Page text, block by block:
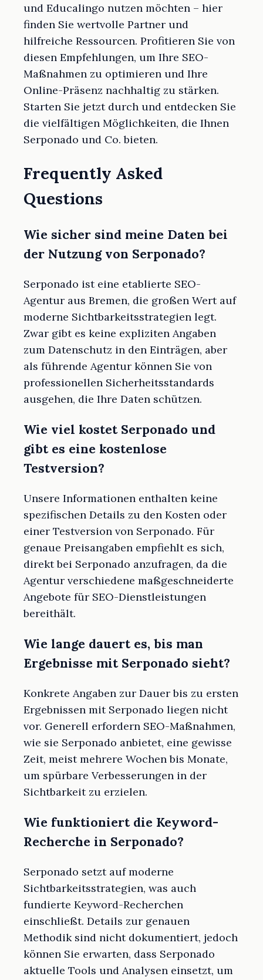
und Educalingo nutzen möchten – hier
finden Sie wertvolle Partner und
hilfreiche Ressourcen. Profitieren Sie von
diesen Empfehlungen, um Ihre SEO-
Maßnahmen zu optimieren und Ihre
Online-Präsenz nachhaltig zu stärken.
Starten Sie jetzt durch und entdecken Sie
die vielfältigen Möglichkeiten, die Ihnen
Serponado und Co. bieten.
Frequently Asked
Questions
Wie sicher sind meine Daten bei
der Nutzung von Serponado?
Serponado ist eine etablierte SEO-
Agentur aus Bremen, die großen Wert auf
moderne Sichtbarkeitsstrategien legt.
Zwar gibt es keine expliziten Angaben
zum Datenschutz in den Einträgen, aber
als führende Agentur können Sie von
professionellen Sicherheitsstandards
ausgehen, die Ihre Daten schützen.
Wie viel kostet Serponado und
gibt es eine kostenlose
Testversion?
Unsere Informationen enthalten keine
spezifischen Details zu den Kosten oder
einer Testversion von Serponado. Für
genaue Preisangaben empfiehlt es sich,
direkt bei Serponado anzufragen, da die
Agentur verschiedene maßgeschneiderte
Angebote für SEO-Dienstleistungen
bereithält.
Wie lange dauert es, bis man
Ergebnisse mit Serponado sieht?
Konkrete Angaben zur Dauer bis zu ersten
Ergebnissen mit Serponado liegen nicht
vor. Generell erfordern SEO-Maßnahmen,
wie sie Serponado anbietet, eine gewisse
Zeit, meist mehrere Wochen bis Monate,
um spürbare Verbesserungen in der
Sichtbarkeit zu erzielen.
Wie funktioniert die Keyword-
Recherche in Serponado?
Serponado setzt auf moderne
Sichtbarkeitsstrategien, was auch
fundierte Keyword-Recherchen
einschließt. Details zur genauen
Methodik sind nicht dokumentiert, jedoch
können Sie erwarten, dass Serponado
aktuelle Tools und Analysen einsetzt, um